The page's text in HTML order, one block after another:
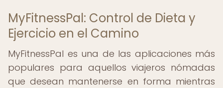
MyFitnessPal: Control de Dieta y
Ejercicio en el Camino
MyFitnessPal es una de las aplicaciones más
populares para aquellos viajeros nómadas
que desean mantenerse en forma mientras